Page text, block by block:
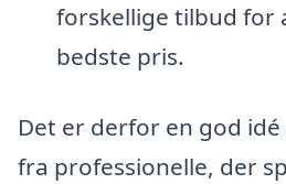
forskellige tilbud for
bedste pris.
Det er derfor en god
fra professionelle, der